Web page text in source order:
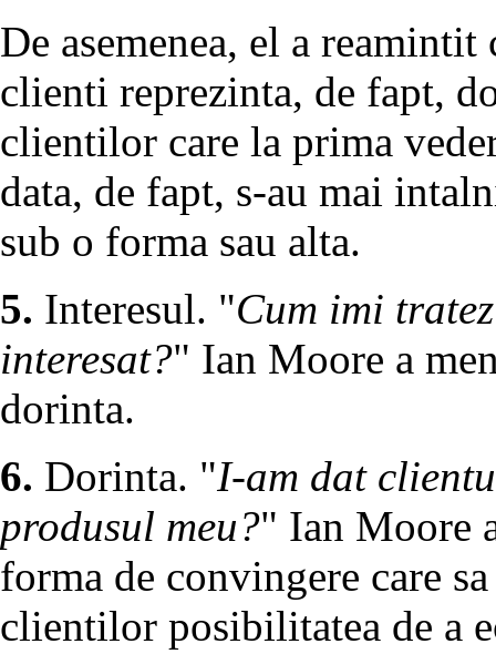
De asemenea, el a
clienti reprezinta, de fapt,
clientilor care la prima
data, de fapt, s-au mai
sub o forma sau alta.
5. Interesul. "Cum imi
interesat?" Ian Moore a
dorinta.
6. Dorinta. "I-am dat
produsul meu?" Ian Moore
forma de convingere care
clientilor posibilitatea de a